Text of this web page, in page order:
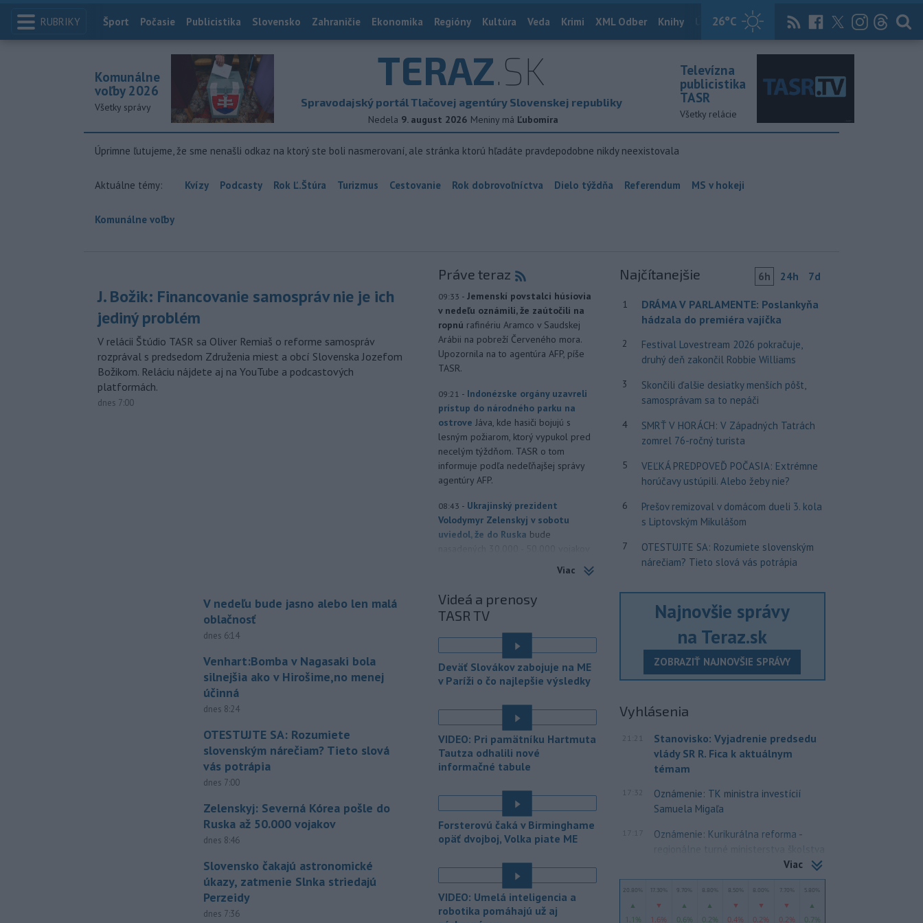
RUBRIKY 26°C
Index
Šport Počasie Publicistika Slovensko Zahraničie Ekonomika Regióny Kultúra Veda Krimi XML Odber Knihy Útulkovo Magazín News Now Archív
TERAZ.SK
Spravodajský portál Tlačovej agentúry Slovenskej republiky
Nedela 9. august 2026 Meniny má Ľubomíra
Komunálne
voľby 2026
Všetky správy
Televízna
publicistika
TASR
Všetky relácie
Úprimne ľutujeme, že sme nenašli odkaz na ktorý ste boli nasmerovaní, ale stránka ktorú hľadáte pravdepodobne nikdy neexistovala
Aktuálne témy: Kvízy Podcasty Rok Ľ.Štúra Turizmus Cestovanie Rok dobrovoľníctva Dielo týždňa Referendum MS v hokeji
Komunálne voľby
J. Božik: Financovanie samospráv nie je ich
jediný problém
V relácii Štúdio TASR sa Oliver Remiaš o reforme samospráv
rozprával s predsedom Združenia miest a obcí Slovenska Jozefom
Božikom. Reláciu nájdete aj na YouTube a podcastových
platformách.
dnes 7:00
V nedeľu bude jasno alebo len malá
oblačnosť
dnes 6:14
Venhart:Bomba v Nagasaki bola
silnejšia ako v Hirošime,no menej
účinná
dnes 8:24
OTESTUJTE SA: Rozumiete
slovenským nárečiam? Tieto slová
vás potrápia
dnes 7:00
Zelenskyj: Severná Kórea pošle do
Ruska až 50.000 vojakov
dnes 8:46
Slovensko čakajú astronomické
úkazy, zatmenie Slnka striedajú
Perzeidy
dnes 7:36
Práve teraz
09:33 - Jemenskí povstalci húsíovia
v nedeľu oznámili, že zaútočili na
ropnú rafinériu Aramco v Saudskej
Arábii na pobreží Červeného mora.
Upozornila na to agentúra AFP, píše
TASR.
09:21 - Indonézske orgány uzavreli
prístup do národného parku na
ostrove Jáva, kde hasiči bojujú s
lesným požiarom, ktorý vypukol pred
necelým týždňom. TASR o tom
informuje podľa nedeľňajšej správy
agentúry AFP.
08:43 - Ukrajinský prezident
Volodymyr Zelenskyj v sobotu
uviedol, že do Ruska bude
zo Severnej Kórey. Pchjongjang podľa
jeho slov „študuje túto vojnu“ medzi
Ruskom a Ukrajinou a mohol by
predstavovať hrozbu pre ázijské
krajiny.
Pri výbuchu jadrovej bomby v
japonskom meste Nagasaki 9.
augusta 1945 zomrelo
bezprostredne približne 39.000 ľudí,
do konca roka potom podľa odhadov
až okolo 60.000-80.000. V rozhovore
pri príležitosti 81. výročia tejto
udalosti to uviedol jadrový fyzik
Venhart.
úrad (ICE) do konca augusta
zavádzanie kamier pre
svojich príslušníkov teréne, uviedol v
sobotu úradujúci riaditeľ ICE David
agentov dostanú na verejnosť, bude
07:29 - Najmenej 21 ľudí zahynulo
Viac
Videá a prenosy
TASR TV
Deväť Slovákov zabojuje na ME
v Paríži o čo najlepšie výsledky
VIDEO: Pri pamätníku Hartmuta
Tautza odhalili nové
informačné tabule
Forsterovú čaká v Birminghame
opäť dvojboj, Volka piate ME
VIDEO: Umelá inteligencia a
robotika pomáhajú už aj
Najčítanejšie 6h 24h 7d
1
DRÁMA V PARLAMENTE: Poslankyňa
hádzala do premiéra vajíčka
2
Festival Lovestream 2026 pokračuje,
druhý deň zakončil Robbie Williams
3
Skončili ďalšie desiatky menších pôšt,
samosprávam sa to nepáči
4
SMRŤ V HORÁCH: V Západných Tatrách
zomrel 76-ročný turista
5
VEĽKÁ PREDPOVEĎ POČASIA: Extrémne
horúčavy ustúpili. Alebo žeby nie?
6
Prešov remizoval v domácom dueli 3. kola
s Liptovským Mikulášom
7
OTESTUJTE SA: Rozumiete slovenským
nárečiam? Tieto slová vás potrápia
Najnovšie správy
na Teraz.sk
ZOBRAZIŤ NAJNOVŠIE SPRÁVY
Vyhlásenia
21:21
Stanovisko: Vyjadrenie predsedu
vlády SR R. Fica k aktuálnym
témam
17:32
Oznámenie: TK ministra investícií
Samuela Migaľa
Oznámenie: Kurikurálna reforma -
regionálne turné ministerstva školstva
Viac